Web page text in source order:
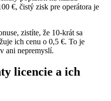
€, čistý zisk pre operátora je
zistíte, že 10‑krát sa
ich cenu o 0,5 €. To je
ani nepremyslí.
licencie a ich